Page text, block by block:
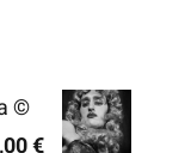
©
€Plage